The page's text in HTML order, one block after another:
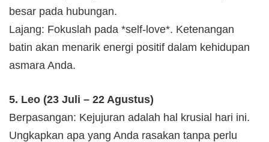
besar pada hubungan.
Lajang: Fokuslah pada *self-love*. Ketenangan
batin akan menarik energi positif dalam kehidupan
asmara Anda.
5. Leo (23 Juli – 22 Agustus)
Berpasangan: Kejujuran adalah hal krusial hari ini.
Ungkapkan apa yang Anda rasakan tanpa perlu